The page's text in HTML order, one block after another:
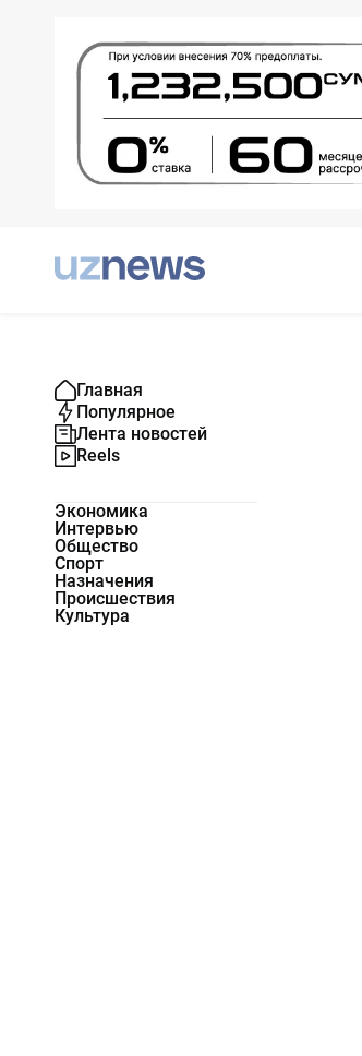
Главная
Популярное
Лента новостей
Reels
Экономика
Интервью
Общество
Спорт
Назначения
Происшествия
Культура